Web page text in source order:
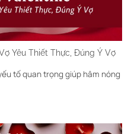
Yêu Thiết Thực, Đúng Ý Vợ
tố quan trọng giúp hâm nóng